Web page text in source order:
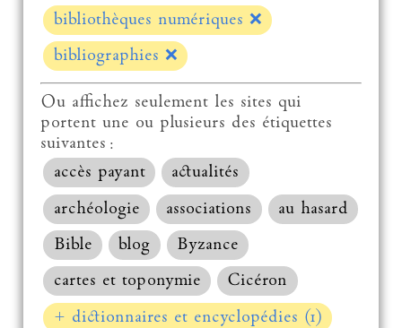
bibliothèques numériques ❌
bibliographies ❌
Ou affichez seulement les sites qui
portent une ou plusieurs des étiquettes
suivantes :
accès payant
actualités
archéologie
associations
au hasard
Bible
blog
Byzance
cartes et toponymie
Cicéron
+ dictionnaires et encyclopédies (1)